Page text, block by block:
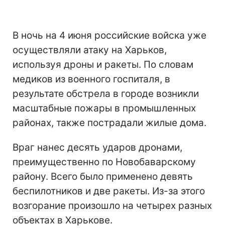
В ночь на 4 июня российские войска уже
осуществляли атаку на Харьков,
используя дроны и ракеты. По словам
медиков из военного госпиталя, в
результате обстрела в городе возникли
масштабные пожары в промышленных
районах, также пострадали жилые дома.
Враг нанес десять ударов дронами,
преимущественно по Новобаварскому
району. Всего было применено девять
беспилотников и две ракеты. Из-за этого
возгорание произошло на четырех разных
объектах в Харькове.